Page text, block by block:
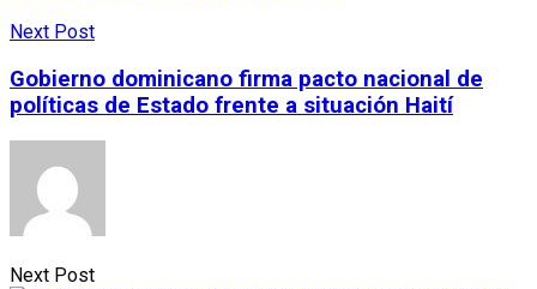
Next Post
Gobierno dominicano firma pacto nacional de
políticas de Estado frente a situación Haití
Next Post